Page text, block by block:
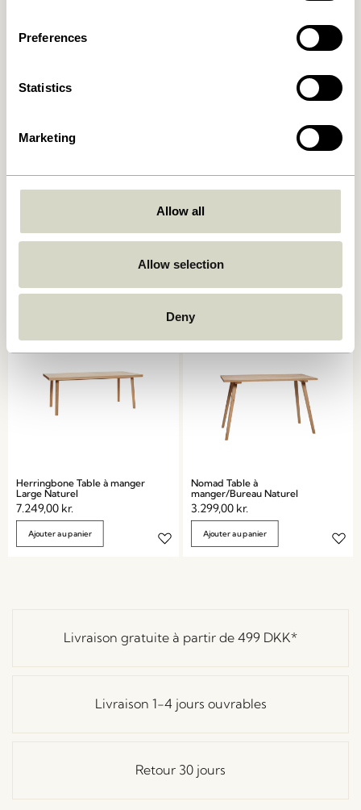
Preferences
Statistics
Marketing
Allow all
Allow selection
Deny
Ronde Olive
Ground Table à manger
7.249,00kr.
Herringbone Table à manger
Large Naturel
7.249,00 kr.
Ajouter au panier
Nomad Table à
manger/Bureau Naturel
3.299,00 kr.
Ajouter au panier
Livraison gratuite à partir de 499 DKK*
Livraison 1-4 jours ouvrables
Retour 30 jours